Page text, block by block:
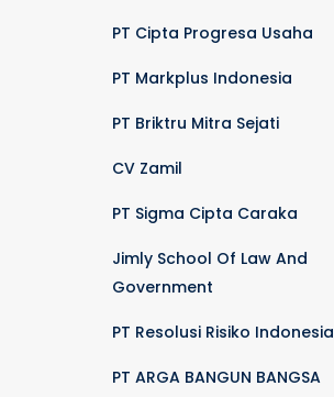
PT Cipta Progresa Usaha
PT Markplus Indonesia
PT Briktru Mitra Sejati
CV Zamil
PT Sigma Cipta Caraka
Jimly School Of Law And
Government
PT Resolusi Risiko Indonesia
PT ARGA BANGUN BANGSA